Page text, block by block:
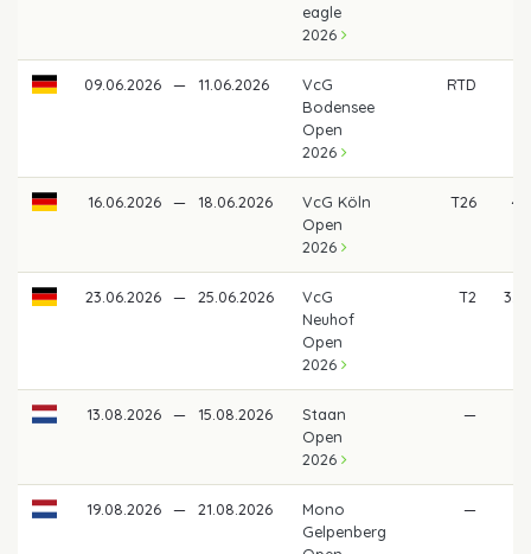
eagle
2026
09.06.2026 — 11.06.2026
VcG
Bodensee
Open
2026
RTD
16.06.2026 — 18.06.2026
VcG Köln
Open
2026
T26
23.06.2026 — 25.06.2026
VcG
Neuhof
Open
2026
T2
13.08.2026 — 15.08.2026
Staan
Open
2026
—
19.08.2026 — 21.08.2026
Mono
Gelpenberg
—